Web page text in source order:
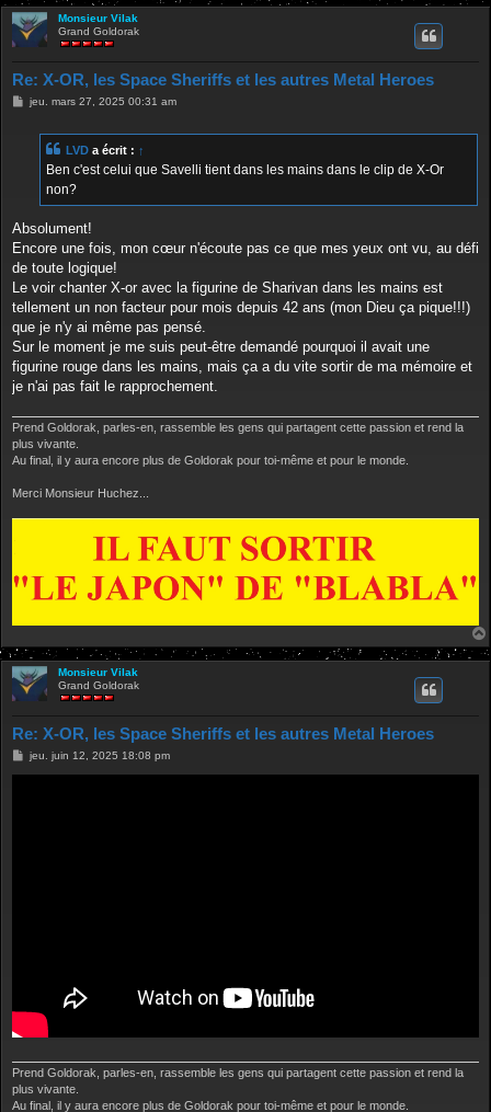
Monsieur Vilak
Grand Goldorak
Re: X-OR, les Space Sheriffs et les autres Metal Heroes
Mjeu. mars 27, 2025 00:31 am
LVD a écrit : ↑
Ben c'est celui que Savelli tient dans les mains dans le clip de X-Or
non?
Absolument!
Encore une fois, mon cœur n'écoute pas ce que mes yeux ont vu, au défi
de toute logique!
Le voir chanter X-or avec la figurine de Sharivan dans les mains est
tellement un non facteur pour mois depuis 42 ans (mon Dieu ça pique!!!)
que je n'y ai même pas pensé.
Sur le moment je me suis peut-être demandé pourquoi il avait une
figurine rouge dans les mains, mais ça a du vite sortir de ma mémoire et
je n'ai pas fait le rapprochement.
Prend Goldorak, parles-en, rassemble les gens qui partagent cette passion et rend la
plus vivante.
Au final, il y aura encore plus de Goldorak pour toi-même et pour le monde.
Merci Monsieur Huchez...
Monsieur Vilak
Grand Goldorak
Re: X-OR, les Space Sheriffs et les autres Metal Heroes
Mjeu. juin 12, 2025 18:08 pm
Prend Goldorak, parles-en, rassemble les gens qui partagent cette passion et rend la
plus vivante.
Au final, il y aura encore plus de Goldorak pour toi-même et pour le monde.